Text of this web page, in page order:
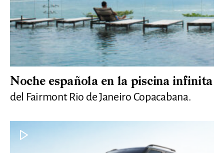
Noche española en la piscina infinita
del Fairmont Rio de Janeiro Copacabana.